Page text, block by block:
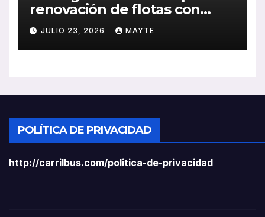
renovación de flotas con
ayudas a vehículos eléctricos
ligeros
JULIO 23, 2026 MAYTE
POLÍTICA DE PRIVACIDAD
http://carrilbus.com/politica-de-privacidad